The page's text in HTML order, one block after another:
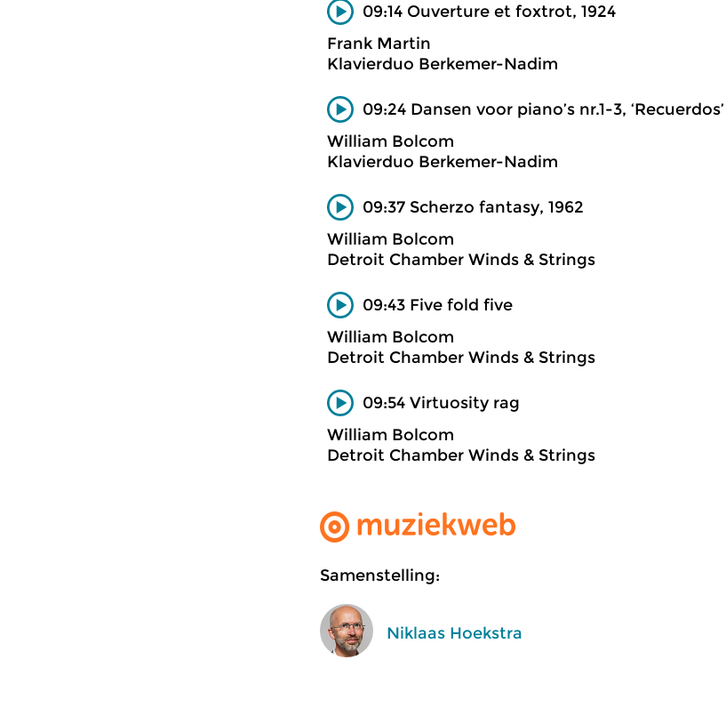
09:14 Ouverture et foxtrot, 1924
Frank Martin
Klavierduo Berkemer-Nadim
09:24 Dansen voor piano’s nr.1-3, ‘Recuerdos’
William Bolcom
Klavierduo Berkemer-Nadim
09:37 Scherzo fantasy, 1962
William Bolcom
Detroit Chamber Winds & Strings
09:43 Five fold five
William Bolcom
Detroit Chamber Winds & Strings
09:54 Virtuosity rag
William Bolcom
Detroit Chamber Winds & Strings
Samenstelling:
Niklaas Hoekstra